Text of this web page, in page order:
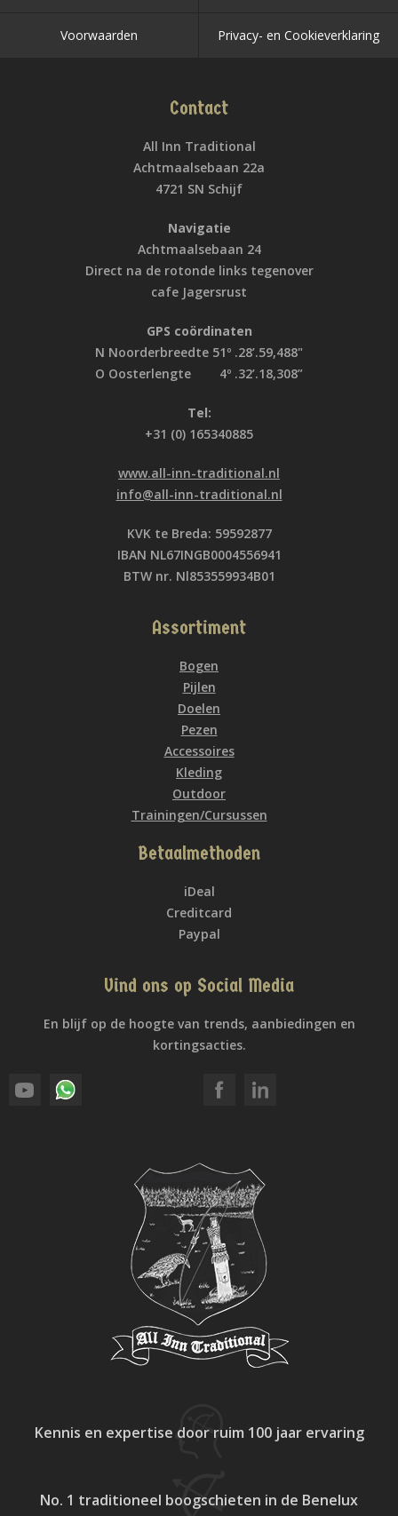
Voorwaarden Privacy- en Cookieverklaring
Contact
All Inn Traditional
Achtmaalsebaan 22a
4721 SN Schijf
Navigatie
Achtmaalsebaan 24
Direct na de rotonde links tegenover
cafe Jagersrust
GPS coördinaten
N Noorderbreedte 51º .28’.59,488"
O Oosterlengte 4º .32’.18,308”
Tel:
+31 (0) 165340885
www.all-inn-traditional.nl
info@all-inn-traditional.nl
KVK te Breda: 59592877
IBAN NL67INGB0004556941
BTW nr. Nl853559934B01
Assortiment
Bogen
Pijlen
Doelen
Pezen
Accessoires
Kleding
Outdoor
Trainingen/Cursussen
Betaalmethoden
iDeal
Creditcard
Paypal
Vind ons op Social Media
En blijf op de hoogte van trends, aanbiedingen en
kortingsacties.
Kennis en expertise door ruim 100 jaar ervaring
No. 1 traditioneel boogschieten in de Benelux